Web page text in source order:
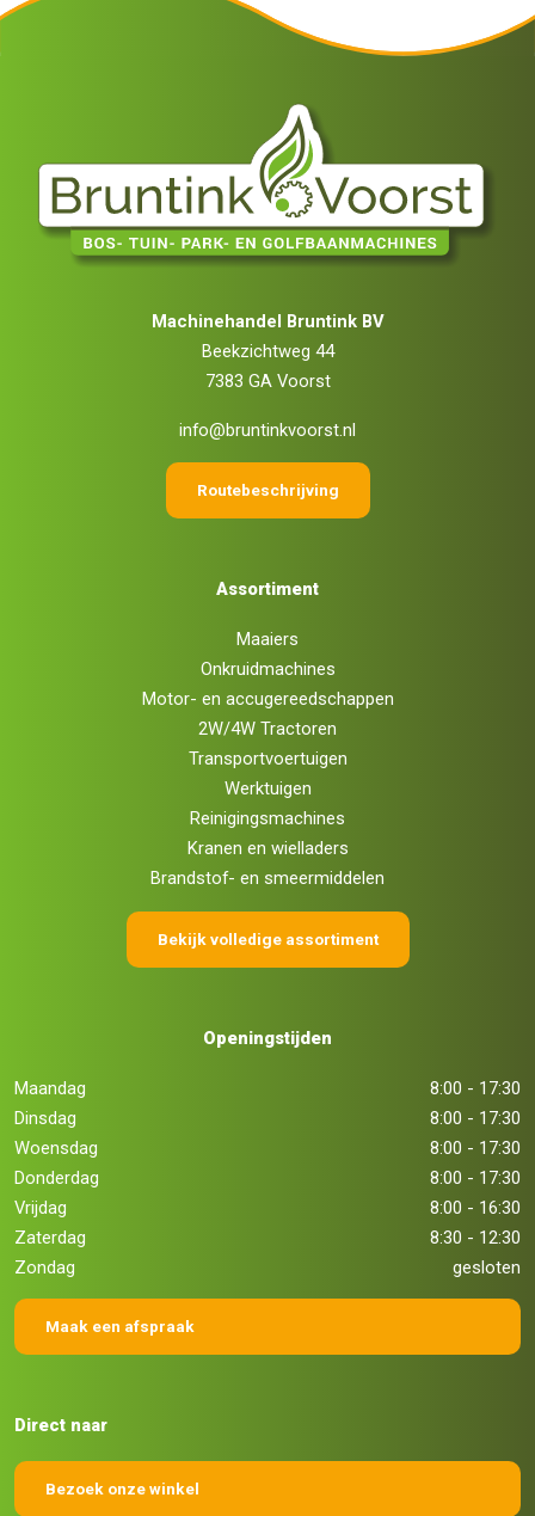
Machinehandel Bruntink BV
Beekzichtweg 44
7383 GA Voorst
info@bruntinkvoorst.nl
Routebeschrijving
Assortiment
Maaiers
Onkruidmachines
Motor- en accugereedschappen
2W/4W Tractoren
Transportvoertuigen
Werktuigen
Reinigingsmachines
Kranen en wielladers
Brandstof- en smeermiddelen
Bekijk volledige assortiment
Openingstijden
Maandag
8:00 - 17:30
Dinsdag
8:00 - 17:30
Woensdag
8:00 - 17:30
Donderdag
8:00 - 17:30
Vrijdag
8:00 - 16:30
Zaterdag
8:30 - 12:30
Zondag
gesloten
Maak een afspraak
Direct naar
Bezoek onze winkel